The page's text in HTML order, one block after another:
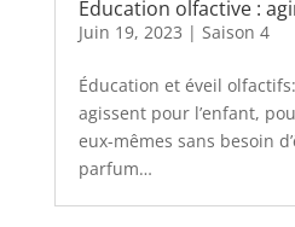
Éducation olfactive :
Juin 19, 2023 | Saison 4
Éducation et éveil
agissent pour l’enfant,
eux-mêmes sans besoin
parfum…